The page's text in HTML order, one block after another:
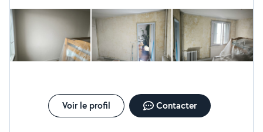
recommande vivement.
Voir le profil Contacter